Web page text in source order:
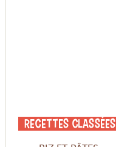
Recettes classées